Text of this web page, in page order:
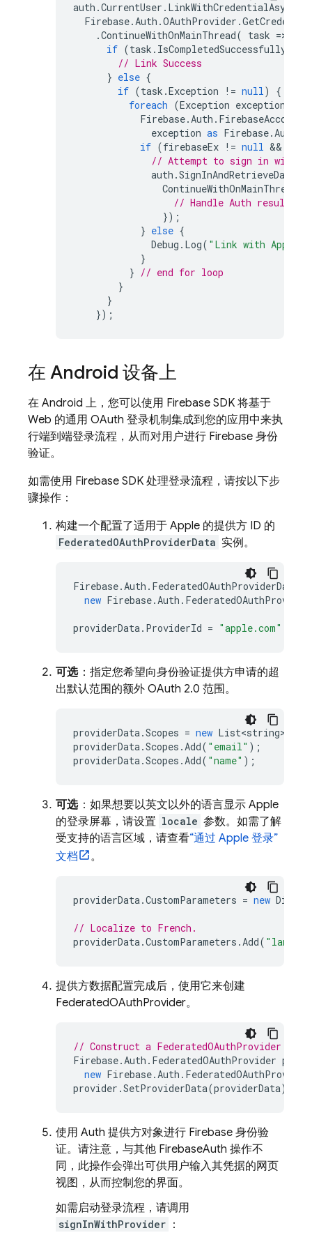
auth .CurrentUser . LinkWithCredentialAsync
Firebase.Auth .OAuthProvider .
.ContinueWithOnMainThread( task =>
if (task . IsCompletedSuccessfully
// Link Success
} else {
if (task .Exception != null)
{
foreach (Exception exception
Firebase.Auth .
exception as Firebase.Auth
if (firebaseEx != null &&
// Attempt to sign in with
auth .
ContinueWithOnMainThread
// Handle Auth result.
});
} else {
Debug . Log( "Link with Apple
}
} // end for loop
}
}
});
在 Android 设备上
在 Android 上，您可以使用 Firebase SDK 将基于
Web 的通用 OAuth 登录机制集成到您的应用中来执
行端到端登录流程，从而对用户进行 Firebase 身份
验证。
如需使用 Firebase SDK 处理登录流程，请按以下步
骤操作：
构建一个配置了适用于 Apple 的提供方 ID 的
FederatedOAuthProviderData 实例。
Firebase.Auth . FederatedOAuthProviderData
new Firebase.Auth .
providerData. ProviderId = "apple.com"
可选：指定您希望向身份验证提供方申请的超
出默认范围的额外 OAuth 2.0 范围。
providerData.Scopes = new List<string>
providerData.Scopes .Add( "email" );
providerData.Scopes .Add( "name" );
可选：如果想要以英文以外的语言显示 Apple
的登录屏幕，请设置 locale 参数。如需了解
受支持的语言区域，请查看“通过 Apple 登录”
文档
。
providerData.CustomParameters = new
// Localize to French.
providerData.CustomParameters .Add(
提供方数据配置完成后，使用它来创建
FederatedOAuthProvider。
// Construct a FederatedOAuthProvider for
Firebase.Auth . FederatedOAuthProvider
new Firebase.Auth . FederatedOAuthProvider
provider .SetProviderData(providerData);
使用 Auth 提供方对象进行 Firebase 身份验
证。请注意，与其他 FirebaseAuth 操作不
同，此操作会弹出可供用户输入其凭据的网页
视图，从而控制您的界面。
如需启动登录流程，请调用
signInWithProvider ：